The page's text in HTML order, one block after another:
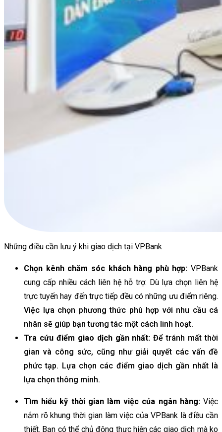
Những điều cần lưu ý khi giao dịch tại VPBank
Chọn kênh chăm sóc khách hàng phù hợp: VPBank
cung cấp nhiều cách liên hệ hỗ trợ. Dù lựa chọn liên hệ
trực tuyến hay đến trực tiếp đều có những ưu điểm riêng.
Việc lựa chọn phương thức phù hợp với nhu cầu cá
nhân sẽ giúp bạn tương tác một cách linh hoạt.
Tra cứu điểm giao dịch gần nhất: Để tránh mất thời
gian và công sức, cũng như giải quyết các vấn đề
phức tạp. Lựa chọn các điểm giao dịch gần nhất là
lựa chọn thông minh.
Tìm hiểu kỹ thời gian làm việc của ngân hàng: Việc
nắm rõ khung thời gian làm việc của VPBank là điều cần
thiết. Bạn có thể chủ động thực hiện các giao dịch mà ko